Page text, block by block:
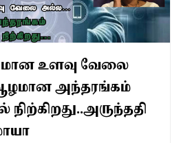
உளவு வேலை
அந்தரங்கம்